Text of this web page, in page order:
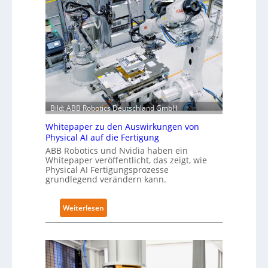
g
n
a
c
I
E
C
6
2
4
4
3
-
-
g
l
b
a
l
e
s
T
r
a
n
i
n
n
t
z
o
n
o
m
L
ö
s
u
n
g
e
n
s
a
t
N
o
t
Bild: ABB Robotics Deutschland GmbH
Whitepaper zu den Auswirkungen von
Physical AI auf die Fertigung
ABB Robotics und Nvidia haben ein
Whitepaper veröffentlicht, das zeigt, wie
Physical AI Fertigungsprozesse
grundlegend verändern kann.
Weiterlesen
W
i
t